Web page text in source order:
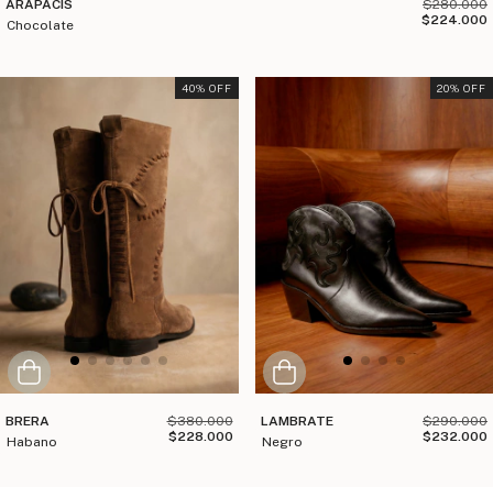
ARAPACIS
chocolate
$280.000
$224.000
40% OFF
BRERA
habano
$380.000
$228.000
20% OFF
LAMBRATE
negro
$290.000
$232.000